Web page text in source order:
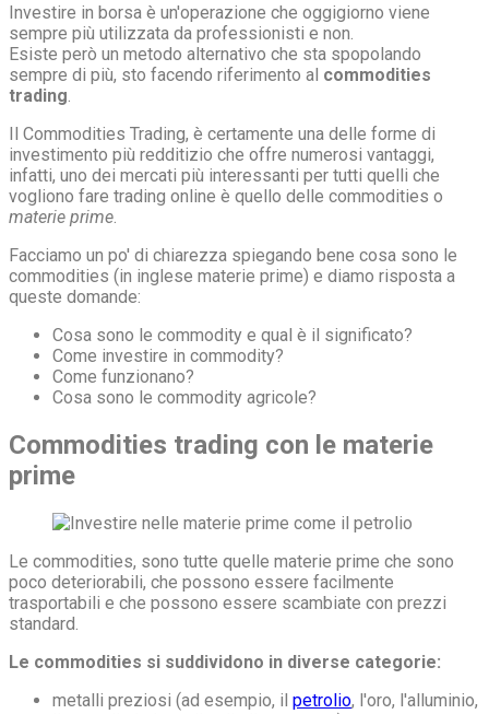
Investire in borsa è un'operazione che oggigiorno viene
sempre più utilizzata da professionisti e non.
Esiste però un metodo alternativo che sta spopolando
sempre di più, sto facendo riferimento al commodities
trading.
Il Commodities Trading, è certamente una delle forme di
investimento più redditizio che offre numerosi vantaggi,
infatti, uno dei mercati più interessanti per tutti quelli che
vogliono fare trading online è quello delle commodities o
materie prime.
Facciamo un po' di chiarezza spiegando bene cosa sono le
commodities (in inglese materie prime) e diamo risposta a
queste domande:
Cosa sono le commodity e qual è il significato?
Come investire in commodity?
Come funzionano?
Cosa sono le commodity agricole?
Commodities trading con le materie
prime
Le commodities, sono tutte quelle materie prime che sono
poco deteriorabili, che possono essere facilmente
trasportabili e che possono essere scambiate con prezzi
standard.
Le commodities si suddividono in diverse categorie:
metalli preziosi (ad esempio, il petrolio, l'oro, l'alluminio,